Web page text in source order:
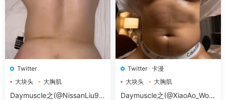
Twitter
大块头
大胸肌
大胸肌肉男
Daymuscle之(@NissanLiu98
Twitter· 卡漫
大块头
大胸肌
大胸肌肉男
Daymuscle之(@XiaoAo_Worl